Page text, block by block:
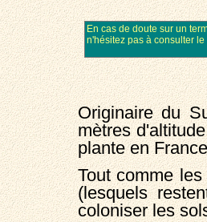
Originaire du
mètres
plante en
Tout comme
(lesquels
coloniser les